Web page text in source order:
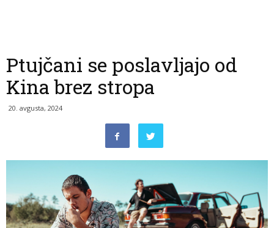
Ptujčani se poslavljajo od
Kina brez stropa
20. avgusta, 2024